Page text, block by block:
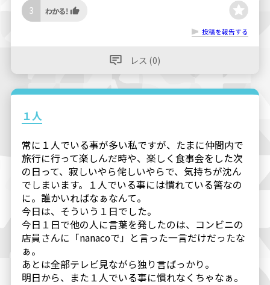
3
投稿を報告する
レス (0)
１人
常に１人でいる事が多い私ですが、たまに仲間内で
旅行に行って楽しんだ時や、楽しく食事会をした次
の日って、寂しいやら侘しいやらで、気持ちが沈ん
でしまいます。１人でいる事には慣れている筈なの
に。誰かいればなぁなんて。
今日は、そういう１日でした。
今日１日で他の人に言葉を発したのは、コンビニの
店員さんに「nanacoで」と言った一言だけだったな
ぁ。
あとは全部テレビ見ながら独り言ばっかり。
明日から、また１人でいる事に慣れなくちゃなぁ。